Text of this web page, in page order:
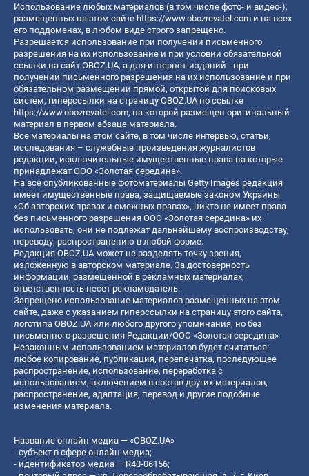
Использование любых материалов (в том числе фото- и видео-),
размещенных на этом сайте https://www.obozrevatel.com и на всех
его поддоменах, в любом виде строго запрещено.
Разрешается использование при получении письменного
разрешения на их использование и при условии обязательной
ссылки на сайт OBOZ.UA, а для интернет-изданий - при
получении письменного разрешения на их использование и при
обязательном размещении прямой, открытой для поисковых
систем, гиперссылки на страницу OBOZ.UA по ссылке
https://www.obozrevatel.com, на которой размещен оригинальный
материал в первом абзаце материала.
Все материалы на этом сайте, в том числе интервью, статьи,
исследования – служебные произведения журналистов
редакции, исключительные имущественные права на которые
принадлежат ООО «Золотая середина».
На все опубликованные фотоматериалы Getty Images редакция
имеет имущественные права, защищаемые законом Украины
«Об авторских правах и смежных правах», никто не имеет права
без письменного разрешения ООО «Золотая середина» их
использовать, они не подлежат дальнейшему воспроизводству,
переводу, распространению в любой форме.
Редакция OBOZ.UA может не разделять точку зрения,
изложенную в авторском материале. За достоверность
информации, размещенной в рекламных материалах,
ответственность несет рекламодатель.
Запрещено использование материалов размещенных на этом
сайте, даже с указанием гиперссылки на страницу этого сайта,
логотипа OBOZ.UA или любого другого упоминания, но без
письменного разрешения Редакции/ООО «Золотая середина»
Незаконным использованием материалов будет считаться:
любое копирование, публикация, перепечатка, последующее
распространение, использование, переработка с
использованием, включением в состав других материалов,
распространение, адаптация, перевод и другие подобные
изменения материала.
Название онлайн медиа — «OBOZ.UA»
- субъект в сфере онлайн медиа;
- идентификатор медиа — R40-06156;